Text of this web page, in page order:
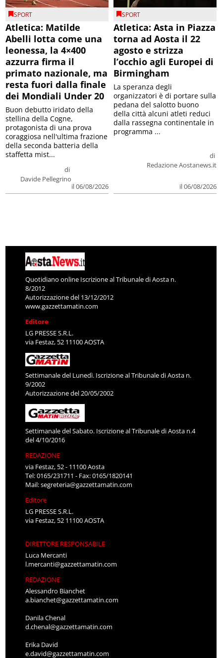
SPORT
Atletica: Matilde
Abelli lotta come una
leonessa, la 4×400
azzurra firma il
primato nazionale, ma
resta fuori dalla finale
dei Mondiali Under 20
di
Davide Pellegrino
il 06/08/2026
Buon debutto iridato della
stellina della Cogne,
protagonista di una prova
coraggiosa nell'ultima frazione
della seconda batteria della
staffetta mist...
SPORT
Atletica: Asta in Piazza
torna ad Aosta il 22
agosto e strizza
l’occhio agli Europei di
Birmingham
di
Redazione Aostanews.it
il 06/08/2026
La speranza degli
organizzatori è di portare sulla
pedana del salotto buono
della città alcuni atleti reduci
dalla rassegna continentale in
programma ...
Quotidiano online Iscrizione al Tribunale di Aosta n.
8/2012
Autorizzazione del 13/12/2012
www.gazzettamatin.com
Editore
LG PRESSE S.R.L.
via Festaz, 52 11100 AOSTA
Settimanale del Lunedì. Iscrizione al Tribunale di Aosta n.
9/2002
Autorizzazione del 20/05/2002
Settimanale del Sabato. Iscrizione al Tribunale di Aosta n.4
del 4/10/2016
REDAZIONE
via Festaz, 52 - 11100 Aosta
Tel: 0165/231711 - Fax: 0165/1820141
Mail:segreteria@gazzettamatin.com
Editore
LG PRESSE S.R.L.
via Festaz, 52 11100 AOSTA
DIRETTORE RESPONSABILE
Luca Mercanti
l.mercanti@gazzettamatin.com
REDAZIONE
Alessandro Bianchet
a.bianchet@gazzettamatin.com
Danila Chenal
d.chenal@gazzettamatin.com
Erika David
e.david@gazzettamatin.com